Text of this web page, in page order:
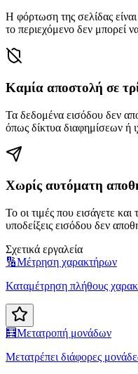
Η φόρτωση της σελίδας
το περιεχόμενο δεν μπορεί
Καμία αποστολή σε
Τα δεδομένα εισόδου δεν
όπως δίκτυα διαφημίσεων ή
Χωρίς αυτόματη
Το οι τιμές που εισάγετε
υποδείξεις εισόδου δεν
Σχετικά εργαλεία
🔢Μέτρηση χαρακτήρων
Καταμέτρηση πλήθους
🧮Μετατροπή μονάδων
Μετατρέπει διάφορες